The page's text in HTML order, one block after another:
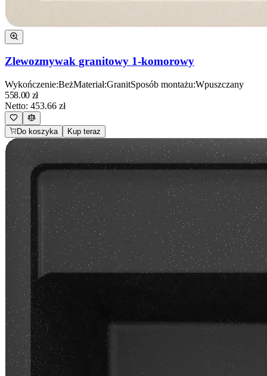
Zlewozmywak granitowy 1-komorowy
Wykończenie:BeżMateriał:GranitSposób montażu:Wpuszczany
558.00 zł
Netto: 453.66 zł
Do koszyka Kup teraz